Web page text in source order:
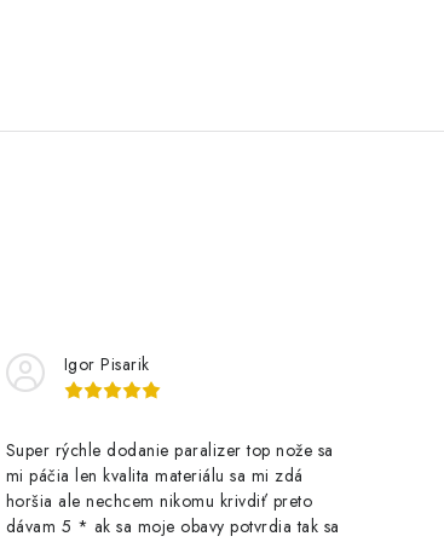
Igor Pisarik
Super rýchle dodanie paralizer top nože sa
mi páčia len kvalita materiálu sa mi zdá
horšia ale nechcem nikomu krivdiť preto
dávam 5 * ak sa moje obavy potvrdia tak sa